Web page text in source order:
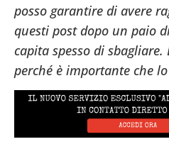
posso garantire di avere
questi post dopo un paio
capita spesso di
perché è importante che